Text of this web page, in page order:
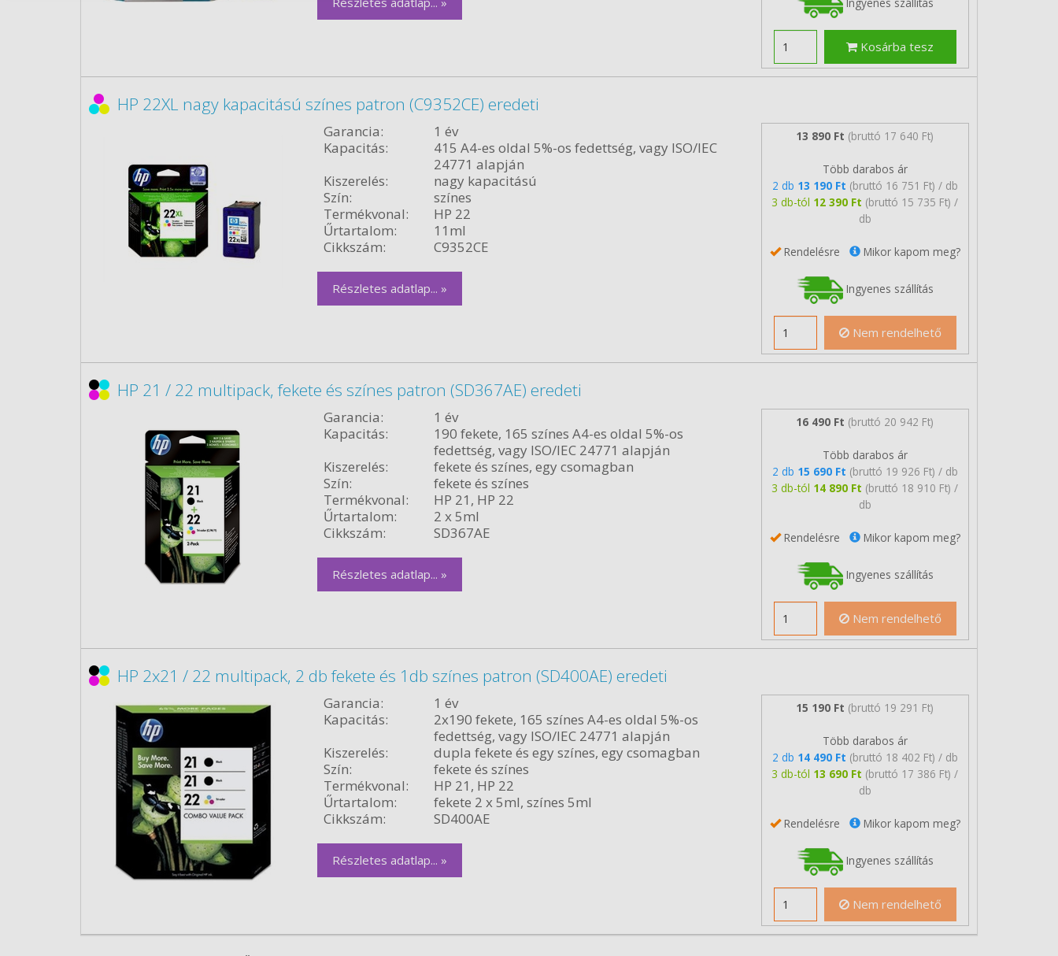
Kosárba tesz
HP 22XL nagy kapacitású színes patron (C9352CE) eredeti
Garancia:
1 év
Kapacitás:
415 A4-es oldal 5%-os fedettség, vagy ISO/IEC
24771 alapján
Kiszerelés:
nagy kapacitású
Szín:
színes
Termékvonal:
HP 22
Űrtartalom:
11ml
Cikkszám:
C9352CE
Részletes adatlap... »
13 890 Ft (bruttó 17 640 Ft)
Több darabos ár
2 db 13 190 Ft (bruttó 16 751 Ft) / db
3 db-tól 12 390 Ft (bruttó 15 735 Ft) /
db
Rendelésre Mikor kapom meg?
Ingyenes szállítás
Nem rendelhető
HP 21 / 22 multipack, fekete és színes patron (SD367AE) eredeti
Garancia:
1 év
Kapacitás:
190 fekete, 165 színes A4-es oldal 5%-os
fedettség, vagy ISO/IEC 24771 alapján
Kiszerelés:
fekete és színes, egy csomagban
Szín:
fekete és színes
Termékvonal:
HP 21, HP 22
Űrtartalom:
2 x 5ml
Cikkszám:
SD367AE
Részletes adatlap... »
16 490 Ft (bruttó 20 942 Ft)
Több darabos ár
2 db 15 690 Ft (bruttó 19 926 Ft) / db
3 db-tól 14 890 Ft (bruttó 18 910 Ft) /
db
Rendelésre Mikor kapom meg?
Ingyenes szállítás
Nem rendelhető
HP 2x21 / 22 multipack, 2 db fekete és 1db színes patron (SD400AE) eredeti
Garancia:
1 év
Kapacitás:
2x190 fekete, 165 színes A4-es oldal 5%-os
fedettség, vagy ISO/IEC 24771 alapján
Kiszerelés:
dupla fekete és egy színes, egy csomagban
Szín:
fekete és színes
Termékvonal:
HP 21, HP 22
Űrtartalom:
fekete 2 x 5ml, színes 5ml
Cikkszám:
SD400AE
Részletes adatlap... »
15 190 Ft (bruttó 19 291 Ft)
Több darabos ár
2 db 14 490 Ft (bruttó 18 402 Ft) / db
3 db-tól 13 690 Ft (bruttó 17 386 Ft) /
db
Rendelésre Mikor kapom meg?
Ingyenes szállítás
Nem rendelhető